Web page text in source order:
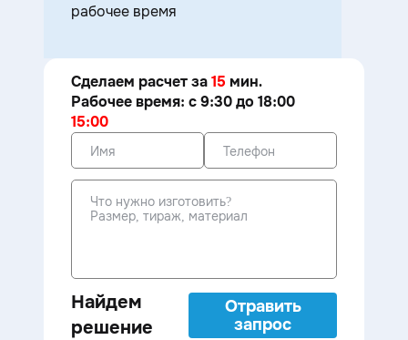
рабочее время
Сделаем расчет за15 мин.
Рабочее время: с 9:30 до 18:00
15:00
Найдем
решение
Отравить
запрос